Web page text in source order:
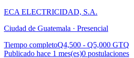
ECA ELECTRICIDAD, S.A.
Ciudad de Guatemala · Presencial
Tiempo completoQ4,500 - Q5,000 GTQ
Publicado hace 1 mes(es)0 postulaciones